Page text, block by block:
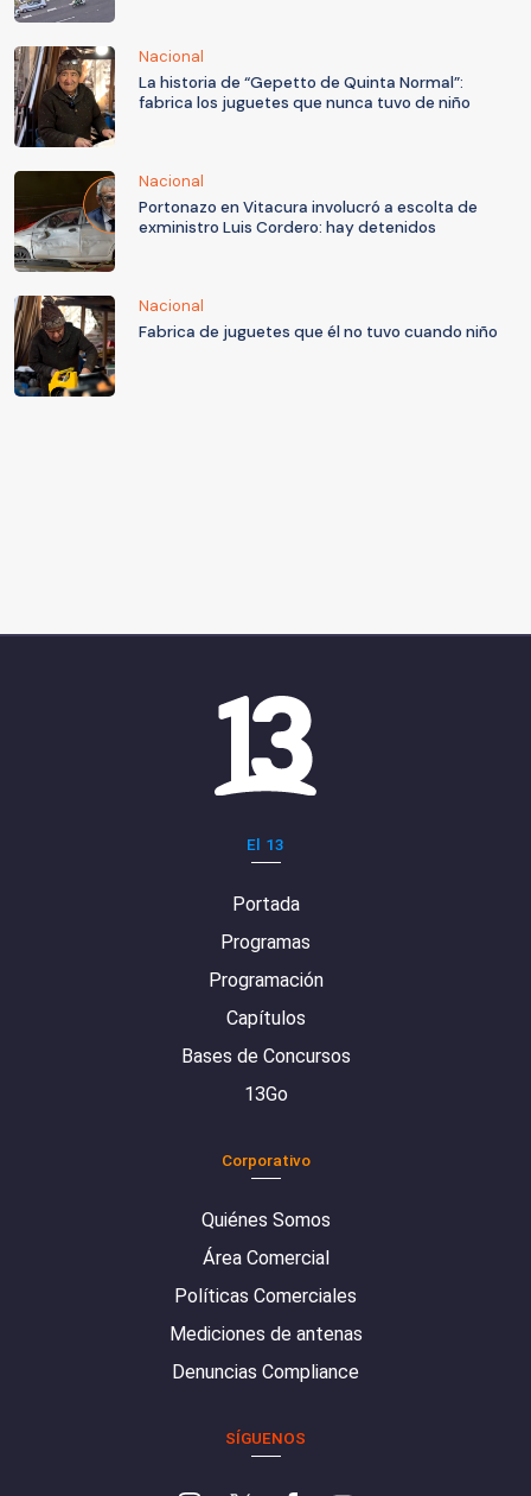
Nacional
La historia de “Gepetto de Quinta Normal”:
fabrica los juguetes que nunca tuvo de niño
Nacional
Portonazo en Vitacura involucró a escolta de
exministro Luis Cordero: hay detenidos
Nacional
Fabrica de juguetes que él no tuvo cuando niño
El 13
Portada
Programas
Programación
Capítulos
Bases de Concursos
13Go
Corporativo
Quiénes Somos
Área Comercial
Políticas Comerciales
Mediciones de antenas
Denuncias Compliance
SÍGUENOS